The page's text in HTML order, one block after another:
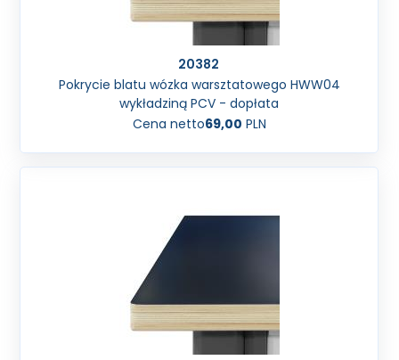
20382
Pokrycie blatu wózka warsztatowego HWW04
wykładziną PCV - dopłata
Cena netto69,00 PLN